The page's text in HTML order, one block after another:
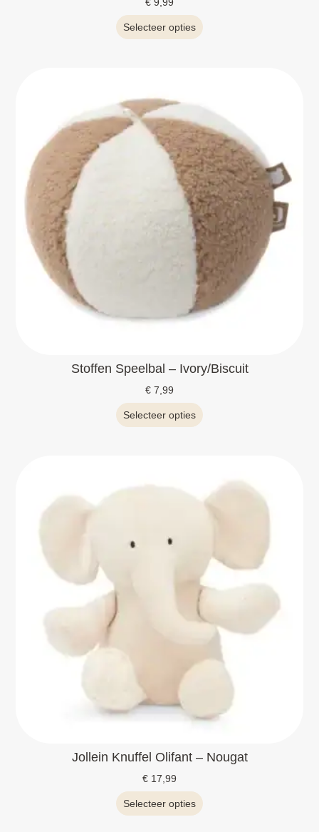
€ 9,99
Selecteer opties
Stoffen Speelbal – Ivory/Biscuit
€ 7,99
Selecteer opties
Jollein Knuffel Olifant – Nougat
€ 17,99
Selecteer opties